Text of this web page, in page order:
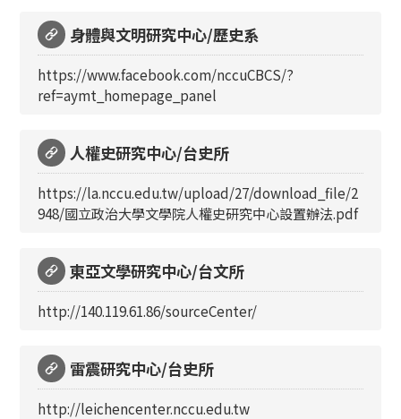
身體與文明研究中心/歷史系
https://www.facebook.com/nccuCBCS/?
ref=aymt_homepage_panel
人權史研究中心/台史所
https://la.nccu.edu.tw/upload/27/download_file/2
948/國立政治大學文學院人權史研究中心設置辦法.pdf
東亞文學研究中心/台文所
http://140.119.61.86/sourceCenter/
雷震研究中心/台史所
http://leichencenter.nccu.edu.tw